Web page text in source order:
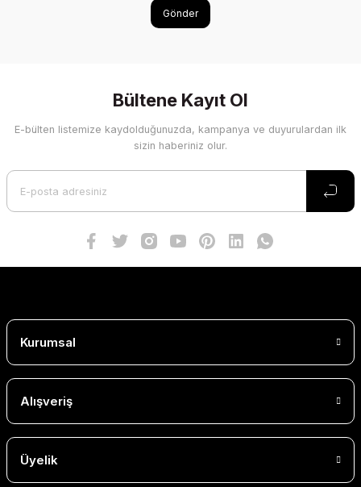
Gönder
Bültene Kayıt Ol
E-bülten listemize kaydolduğunuzda, kampanya ve duyurulardan ilk
sizin haberiniz olur.
Kurumsal
Alışveriş
Üyelik